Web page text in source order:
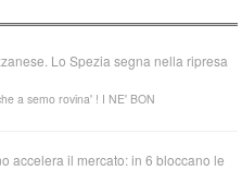
Lo Spezia segna nella ripresa
a semo rovina' ! I NE' BON
accelera il mercato: in 6 bloccano le